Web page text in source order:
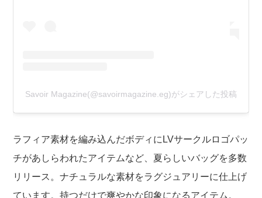
Savoir Magazine(@savoirmagazine.eg)がシェアした投稿
ラフィア素材を編み込んだボディにLVサークルロゴパッ
チがあしらわれたアイテムなど、夏らしいバッグを多数
リリース。ナチュラルな素材をラグジュアリーに仕上げ
ています。持つだけで爽やかな印象になるアイテム。